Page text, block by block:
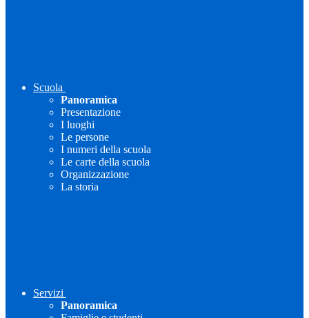
Scuola
Panoramica
Presentazione
I luoghi
Le persone
I numeri della scuola
Le carte della scuola
Organizzazione
La storia
Servizi
Panoramica